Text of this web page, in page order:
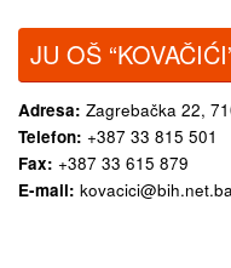
JU OŠ
Adresa: Zagrebačka 22,
Telefon: +387 33 815 501
Fax: +387 33 615 879
E-mail: